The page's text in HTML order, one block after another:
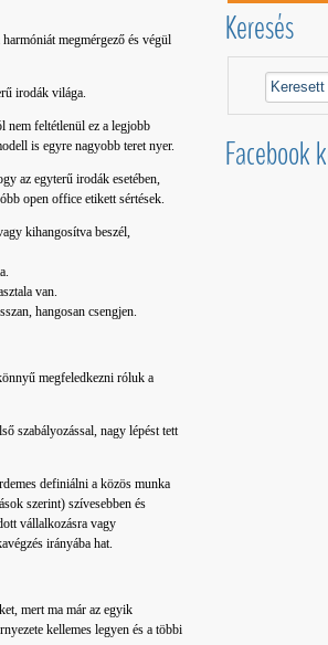
megmérgező és végül
irodák világa.
nem feltétlenül ez a legjobb
is egyre nagyobb teret nyer.
az egyterű irodák esetében,
open office etikett sértések.
kihangosítva beszél,
van.
hangosan csengjen.
megfeledkezni róluk a
szabályozással, nagy lépést tett
definiálni a közös munka
szerint) szívesebben és
vállalkozásra vagy
irányába hat.
mert ma már az egyik
kellemes legyen és a többi
Keresés
Facebook